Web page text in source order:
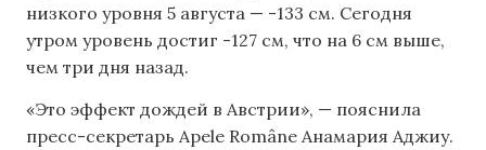
низкого уровня 5 августа — -133 см. Сегодня
утром уровень достиг -127 см, что на 6 см выше,
чем три дня назад.
«Это эффект дождей в Австрии», — пояснила
пресс-секретарь Apele Române Анамария Аджиу.